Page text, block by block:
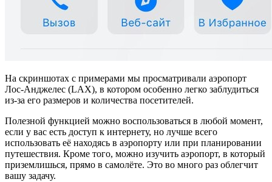
На скриншотах с примерами мы просматривали аэропорт
Лос-Анджелес (LAX), в котором особенно легко заблудиться
из-за его размеров и количества посетителей.
Полезной функцией можно воспользоваться в любой момент,
если у вас есть доступ к интернету, но лучше всего
использовать её находясь в аэропорту или при планировании
путешествия. Кроме того, можно изучить аэропорт, в который
приземлишься, прямо в самолёте. Это во много раз облегчит
вашу задачу.